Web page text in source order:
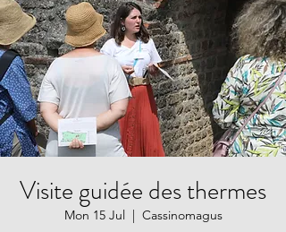
Visite guidée des thermes
Mon 15 Jul
  |
Cassinomagus